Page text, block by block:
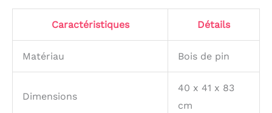
Caractéristiques Détails
Matériau Bois de pin
Dimensions
40 x 41 x 83
cm